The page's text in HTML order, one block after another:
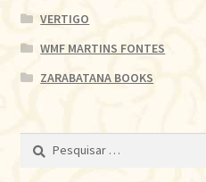
VERTIGO
WMF MARTINS FONTES
ZARABATANA BOOKS